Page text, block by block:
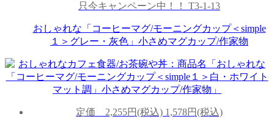
只今キャンペーン中！！ T3-1-13
おしゃれな「コーヒーマグ/モーニングカップ＜simple
１＞グレー・灰色」小さめマグカップ/作家物
定価 2,255円(税込) 1,578円(税込)